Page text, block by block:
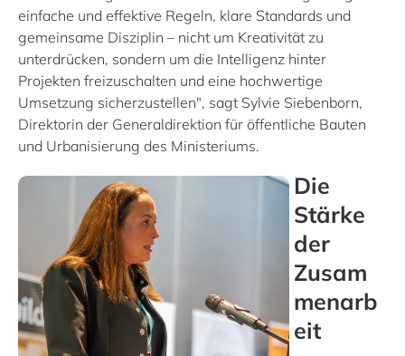
einfache und effektive Regeln, klare Standards und
gemeinsame Disziplin – nicht um Kreativität zu
unterdrücken, sondern um die Intelligenz hinter
Projekten freizuschalten und eine hochwertige
Umsetzung sicherzustellen", sagt Sylvie Siebenborn,
Direktorin der Generaldirektion für öffentliche Bauten
und Urbanisierung des Ministeriums.
Die
Stärke
der
Zusam
menarb
eit